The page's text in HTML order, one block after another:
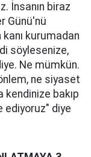
İnsanın biraz
Günü'nü
kurumadan
söylesenize,
Ne mümkün.
ne siyaset
bakıp
ediyoruz" diye